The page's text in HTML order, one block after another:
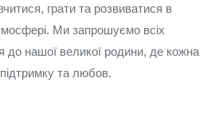
грати та розвиватися в
Ми запрошуємо всіх
до нашої великої родини, де кожна
та любов.